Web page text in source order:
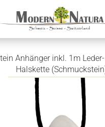
Anhänger inkl. 1m
Halskette